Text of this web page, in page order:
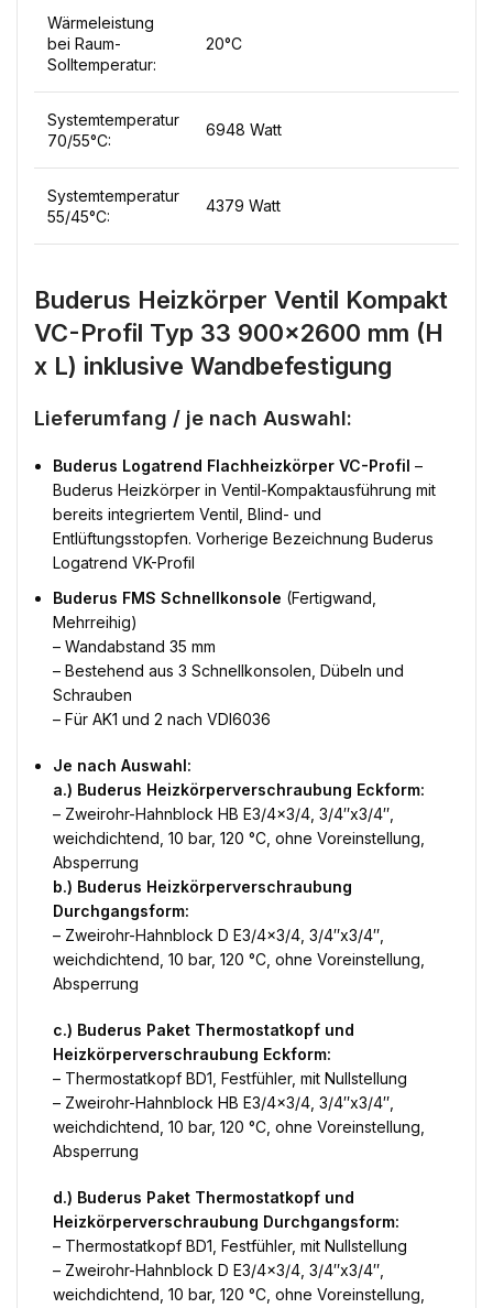
Wärmeleistung
bei Raum-
Solltemperatur:
20°C
Systemtemperatur
70/55°C:
6948 Watt
Systemtemperatur
55/45°C:
4379 Watt
Buderus Heizkörper Ventil Kompakt
VC-Profil Typ 33 900×2600 mm (H
x L) inklusive Wandbefestigung
Lieferumfang / je nach Auswahl:
Buderus Logatrend Flachheizkörper VC-Profil –
Buderus Heizkörper in Ventil-Kompaktausführung mit
bereits integriertem Ventil, Blind- und
Entlüftungsstopfen. Vorherige Bezeichnung Buderus
Logatrend VK-Profil
Buderus FMS Schnellkonsole (Fertigwand,
Mehrreihig)
– Wandabstand 35 mm
– Bestehend aus 3 Schnellkonsolen, Dübeln und
Schrauben
– Für AK1 und 2 nach VDI6036
Je nach Auswahl:
a.) Buderus Heizkörperverschraubung Eckform:
– Zweirohr-Hahnblock HB E3/4×3/4, 3/4″x3/4″,
weichdichtend, 10 bar, 120 °C, ohne Voreinstellung,
Absperrung
b.) Buderus Heizkörperverschraubung
Durchgangsform:
– Zweirohr-Hahnblock D E3/4×3/4, 3/4″x3/4″,
weichdichtend, 10 bar, 120 °C, ohne Voreinstellung,
Absperrung
c.) Buderus Paket Thermostatkopf und
Heizkörperverschraubung Eckform:
– Thermostatkopf BD1, Festfühler, mit Nullstellung
– Zweirohr-Hahnblock HB E3/4×3/4, 3/4″x3/4″,
weichdichtend, 10 bar, 120 °C, ohne Voreinstellung,
Absperrung
d.) Buderus Paket Thermostatkopf und
Heizkörperverschraubung Durchgangsform:
– Thermostatkopf BD1, Festfühler, mit Nullstellung
– Zweirohr-Hahnblock D E3/4×3/4, 3/4″x3/4″,
weichdichtend, 10 bar, 120 °C, ohne Voreinstellung,